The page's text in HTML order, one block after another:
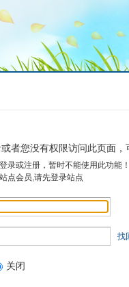
者您没有权限访问此页面
录或注册，暂时不能使用此功能
点会员,请先登录站点
找
关闭